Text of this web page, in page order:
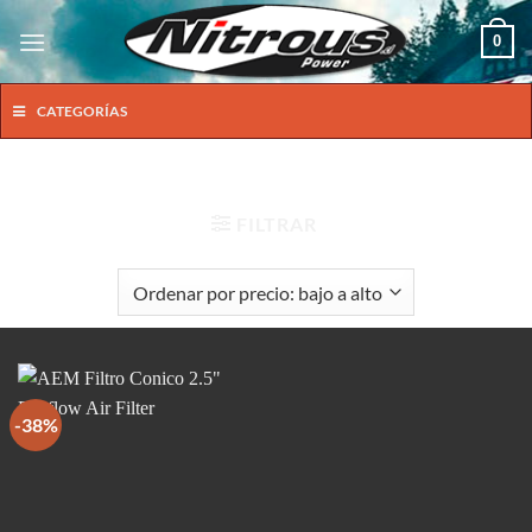
Saltar
al
contenido
0
CATEGORÍAS
-38%